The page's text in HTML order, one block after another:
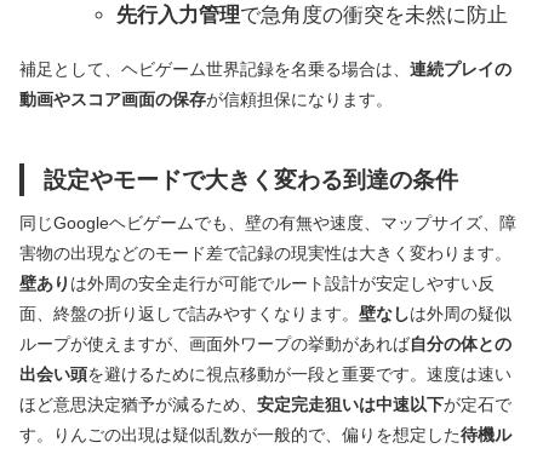
先行入力管理で急角度の衝突を未然に防止
補足として、ヘビゲーム世界記録を名乗る場合は、 連続プレイの
動画やスコア画面の保存が信頼担保になります。
設定やモードで大きく変わる到達の条件
同じGoogleヘビゲームでも、壁の有無や速度、マップサイズ、障
害物の出現などのモード差で記録の現実性は大きく変わります。
壁あり は外周の安全走行が可能でルート設計が安定しやすい反
面、終盤の折り返しで詰みやすくなります。 壁なしは外周の疑似
ループが使えますが、画面外ワープの挙動があれば自分の体との
出会い頭を避けるために視点移動が一段と重要です。速度は速い
ほど意思決定猶予が減るため、 安定完走狙いは中速以下が定石で
す。りんごの出現は疑似乱数が一般的で、偏りを想定した待機ル